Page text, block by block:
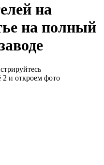
на
на полный
и откроем фото